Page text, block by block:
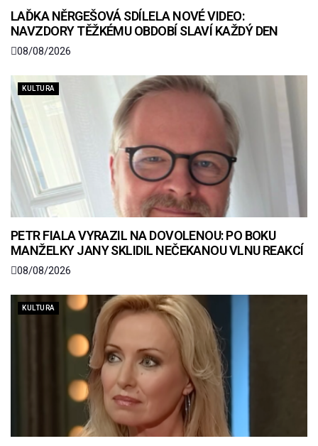
LAĎKA NĚRGEŠOVÁ SDÍLELA NOVÉ VIDEO:
NAVZDORY TĚŽKÉMU OBDOBÍ SLAVÍ KAŽDÝ DEN
08/08/2026
KULTURA
PETR FIALA VYRAZIL NA DOVOLENOU: PO BOKU
MANŽELKY JANY SKLIDIL NEČEKANOU VLNU REAKCÍ
08/08/2026
KULTURA